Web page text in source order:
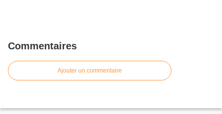
Commentaires
Ajouter un commentaire